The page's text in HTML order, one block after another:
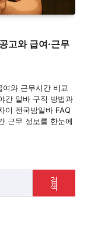
고와 급여·근무
와 근무시간 비교
간 알바 구직 방법과
이 전국밤알바 FAQ
근무 정보를 한눈에
검
색